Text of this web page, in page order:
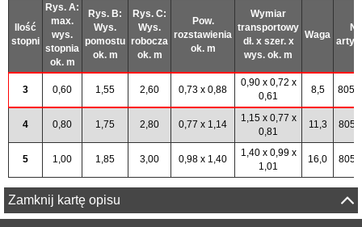
Ilość
stopni
Rys. A:
max.
wys.
stopnia
ok. m
Rys. B:
Wys.
pomostu
ok. m
Rys. C:
Wys.
robocza
ok. m
Pow.
rozstawienia
ok. m
Wymiar
transportowy
dł. x szer. x
wys. ok. m
Waga
Nr
3 0,60 1,55 2,60 0,73 x 0,88
0,90 x 0,72 x
0,61
8,5
4 0,80 1,75 2,80 0,77 x 1,14
1,15 x 0,77 x
0,81
11,3
5 1,00 1,85 3,00 0,98 x 1,40
1,40 x 0,99 x
1,01
16,0
Zamknij kartę opisu